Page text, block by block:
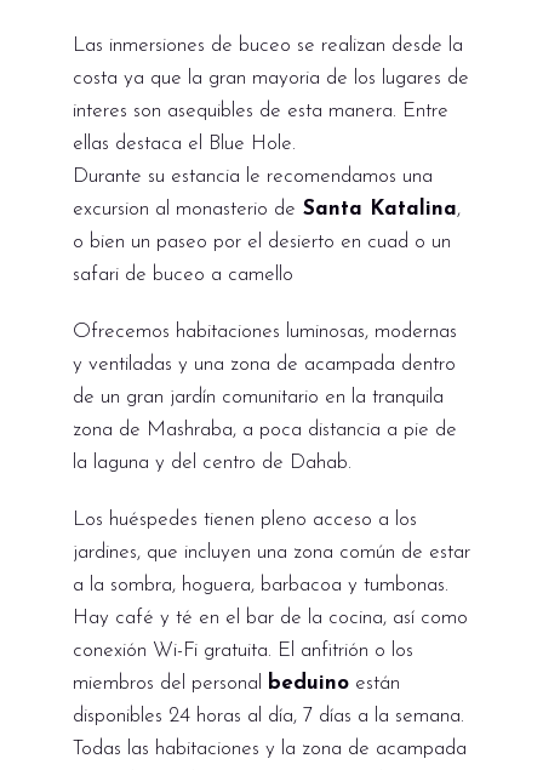
Las inmersiones de buceo se realizan desde la
costa ya que la gran mayoria de los lugares de
interes son asequibles de esta manera. Entre
ellas destaca el Blue Hole.
Durante su estancia le recomendamos una
excursion al monasterio de Santa Katalina,
o bien un paseo por el desierto en cuad o un
safari de buceo a camello
Ofrecemos habitaciones luminosas, modernas
y ventiladas y una zona de acampada dentro
de un gran jardín comunitario en la tranquila
zona de Mashraba, a poca distancia a pie de
la laguna y del centro de Dahab.
Los huéspedes tienen pleno acceso a los
jardines, que incluyen una zona común de estar
a la sombra, hoguera, barbacoa y tumbonas.
Hay café y té en el bar de la cocina, así como
conexión Wi-Fi gratuita. El anfitrión o los
miembros del personal
beduino están
disponibles 24 horas al día, 7 días a la semana.
Todas las habitaciones y la zona de acampada